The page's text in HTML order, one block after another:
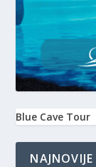
Blue Cave Tour
NAJNOVIJE